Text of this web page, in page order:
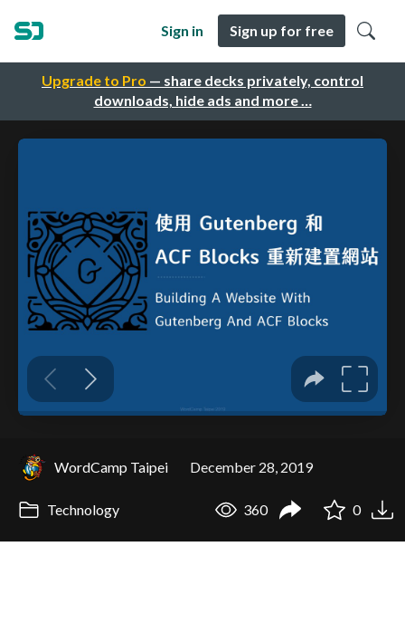
Upgrade to Pro — share decks privately, control
downloads, hide ads and more …
Sign in Sign up for free
WordCamp Taipei December 28, 2019
Technology 360 0